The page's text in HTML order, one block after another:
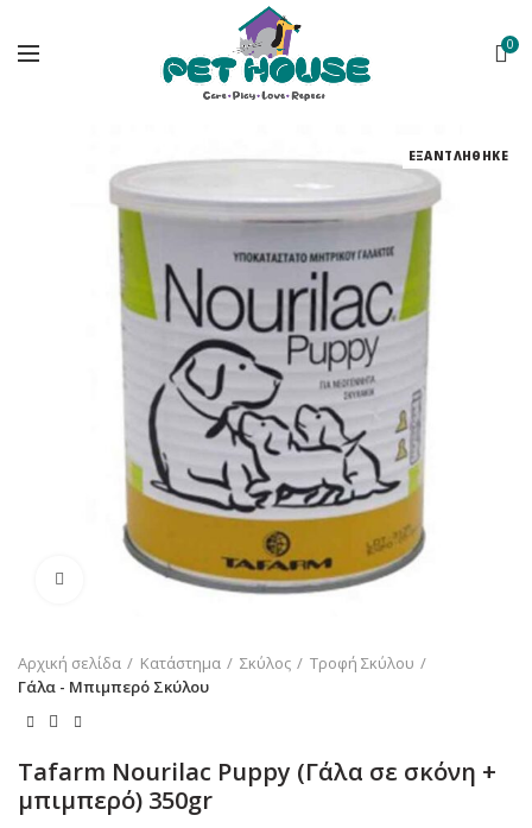
0
ΕΞΑΝΤΛΗΘΗΚΕ
Κλικ για μεγέθυνση
Αρχική σελίδα Κατάστημα Σκύλος
Τροφή Σκύλου
Γάλα - Μπιμπερό Σκύλου
Tafarm Nourilac Puppy (Γάλα σε σκόνη +
μπιμπερό) 350gr